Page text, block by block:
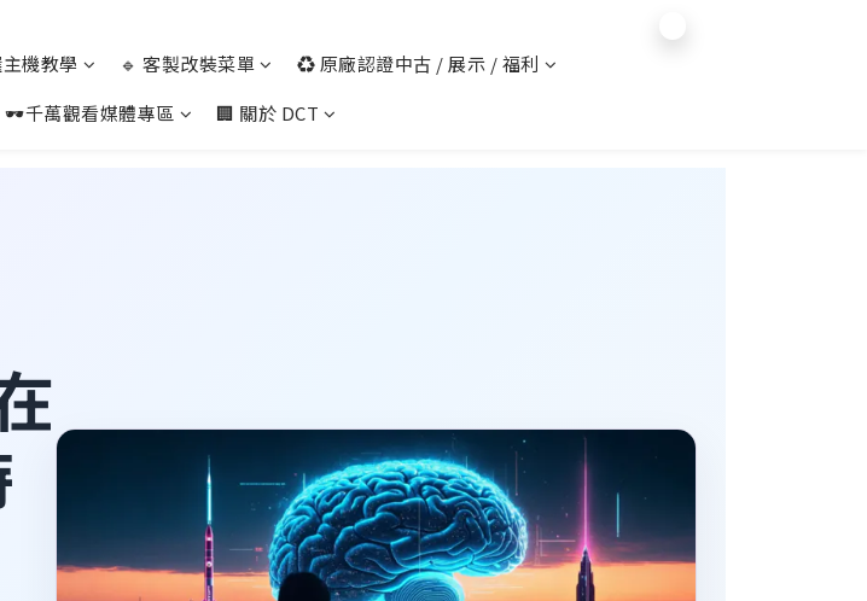
主機教學 🔹 客製改裝菜單
♻️ 原廠認證中古 / 展示 / 福利
🕶️千萬觀看媒體專區 🏢 關於 DCT